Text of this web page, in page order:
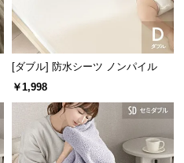
[ダブル] 防水シーツ ノンパイル
￥1,998